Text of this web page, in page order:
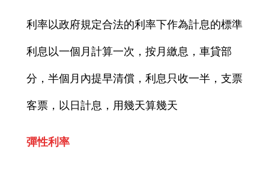
利率以政府規定合法的利率下作為計息的標準
利息以一個月計算一次，按月繳息，車貸部
分，半個月內提早清償，利息只收一半，支票
客票，以日計息，用幾天算幾天
彈性利率